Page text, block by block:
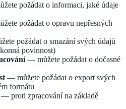
požádat o informaci, jaké údaje
požádat o opravu nepřesných
požádat o smazání svých údajů
povinnost)
— můžete požádat o dočasné
— můžete požádat o export svých
formátu
— proti zpracování na základě